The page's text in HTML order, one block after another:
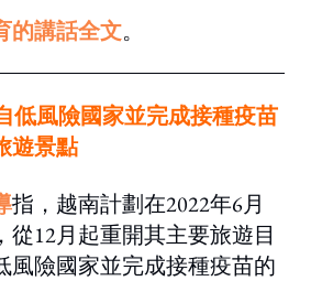
的講話全文。
低風險國家並完成接種疫苗
遊景點
指，越南計劃在2022年6月
從12月起重開其主要旅遊目
風險國家並完成接種疫苗的